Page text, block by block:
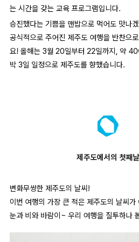
는 시간을 갖는 교육 프로그램입니다.
승진했다는 기쁨을 맨밥으로 먹어도 맛나
공식적으로 주어진 제주도 여행을 반찬으
요! 올해는 3월 20일부터 22일까지, 약
박 3일 일정으로 제주도를 향했습니다.
제주도에서의 첫째날
변화무쌍한 제주도의 날씨!
이번 여행의 가장 큰 적은 제주도의 날씨가
눈과 비와 바람이~ 우리 여행을 질투하나